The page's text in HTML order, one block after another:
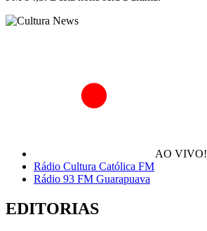
AO VIVO!
Rádio Cultura Católica FM
Rádio 93 FM Guarapuava
EDITORIAS